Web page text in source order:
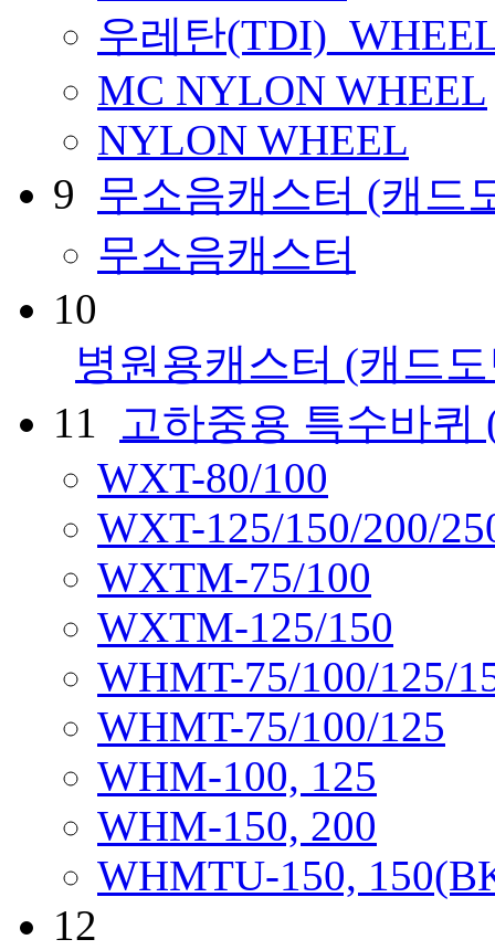
우레탄
MC NYLON WHEEL
NYLON WHEEL
9 무소음캐스터 (캐드
무소음캐스터
10
병원용캐스터 (캐드
11
고하중용 특수바퀴
WXT-80/100
WXT-125/150/200/
WXTM-75/100
WXTM-125/150
WHMT-75/100/125/
WHMT-75/100/125
WHM-100, 125
WHM-150, 200
WHMTU-150,
12